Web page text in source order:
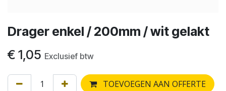
Drager enkel / 200mm / wit gelakt
€ 1,05 Exclusief btw
TOEVOEGEN AAN OFFERTE